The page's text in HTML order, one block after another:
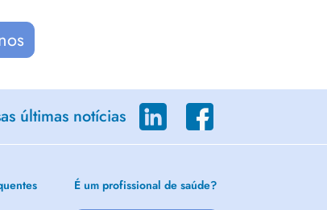
últimas notícias
É um profissional de saúde?